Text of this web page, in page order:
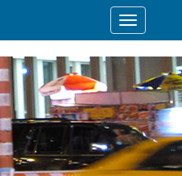
Desplegar